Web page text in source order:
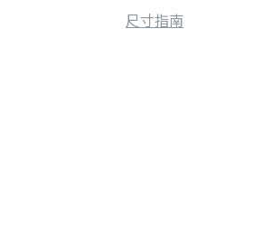
尺寸指南